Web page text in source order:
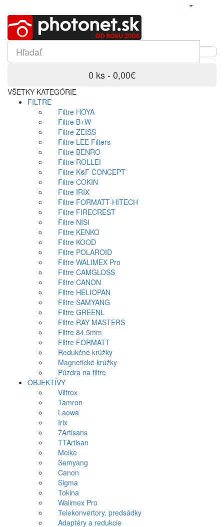
0 ks - 0,00€
VŠETKY KATEGÓRIE
FILTRE
Filtre HOYA
Filtre B+W
Filtre ZEISS
Filtre LEE Filters
Filtre BENRO
Filtre ROLLEI
Filtre K&F CONCEPT
Filtre COKIN
Filtre IRIX
Filtre FORMATT-HITECH
Filtre FIRECREST
Filtre NISI
Filtre KENKO
Filtre KOOD
Filtre POLAROID
Filtre WALIMEX Pro
Filtre CAMGLOSS
Filtre CANON
Filtre HELIOPAN
Filtre SAMYANG
Filtre GREENL
Filtre RAY MASTERS
Filtre 84.5mm
Filtre FORMATT
Redukčné krúžky
Magnetické krúžky
Púzdra na filtre
OBJEKTÍVY
Viltrox
Tamron
Laowa
Irix
7Artisans
TTArtisan
Meike
Samyang
Canon
Sigma
Tokina
Walimex Pro
Telekonvertory, predsádky
Adaptéry a redukcie